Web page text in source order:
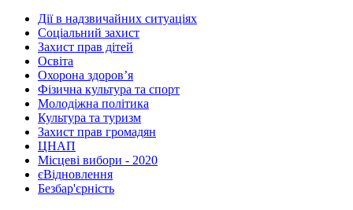
Дії в надзвичайних ситуаціях
Соціальний захист
Захист прав дітей
Освіта
Охорона здоров’я
Фізична культура та спорт
Молодіжна політика
Культура та туризм
Захист прав громадян
ЦНАП
Місцеві вибори - 2020
єВідновлення
Безбар'єрність